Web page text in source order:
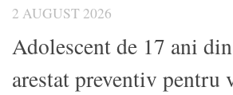
2 AUGUST 2026
Adolescent de 17 ani
arestat preventiv pentru